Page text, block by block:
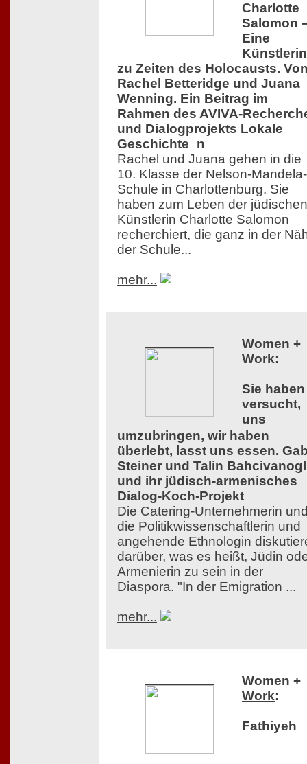
Charlotte
Salomon
Eine
Künstlerin
zu Zeiten des Holocausts.
Rachel Betteridge und Juana
Wenning. Ein Beitrag im
Rahmen des AVIVA-
und Dialogprojekts Lokale
Geschichte_n
Rachel und Juana gehen in die
10. Klasse der Nelson-Mandela-
Schule in Charlottenburg. Sie
haben zum Leben der jüdischen
Künstlerin Charlotte Salomon
recherchiert, die ganz in der
der Schule...
mehr...
Women +
Work:
Sie haben
versucht,
uns
umzubringen, wir haben
überlebt, lasst uns essen.
Steiner und Talin
und ihr jüdisch-armenisches
Dialog-Koch-Projekt
Die Catering-Unternehmerin
die Politikwissenschaftlerin und
angehende Ethnologin
darüber, was es heißt, Jüdin
Armenierin zu sein in der
Diaspora. "In der Emigration ...
mehr...
Women +
Work:
Fathiyeh